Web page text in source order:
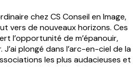
chez CS Conseil en Image,
vers de nouveaux horizons. Ces
l’opportunité de m’épanouir,
plongé dans l’arc-en-ciel de la
les plus audacieuses et